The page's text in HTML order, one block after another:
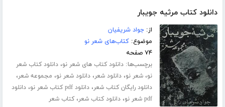
دانلود کتاب مرثیه جویبار
از:جواد شریفیان
موضوع:کتاب‌های شعر نو
۷۴ صفحه
برچسب‌ها:دانلود کتاب های شعر نو،دانلود کتاب شعر
نو،شعر نو،دانلود شعر،دانلود شعر نو، مجموعه شعر،
دانلود رایگان کتاب شعر،دانلود pdf کتاب شعر نو ،دانلود
pdf شعر نو
،دانلود کتاب شعر،کتاب شعر